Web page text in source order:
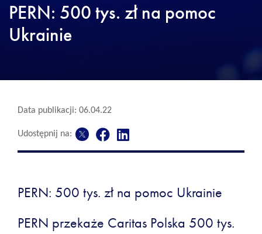
PERN: 500 tys. zł na pomoc
Ukrainie
Data publikacji: 06.04.22
Udostępnij na:
PERN: 500 tys. zł na pomoc Ukrainie
PERN przekaże Caritas Polska 500 tys.